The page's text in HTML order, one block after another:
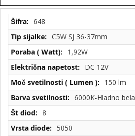
Tehnične
specifikacije
648
C5W SJ 36-37mm
1,92W
DC 12V
150 lm
6000K-Hladno bela
8
5050